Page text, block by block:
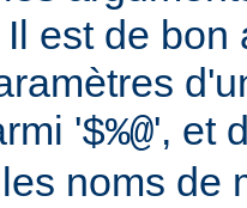
est de
'$%@', et
noms de